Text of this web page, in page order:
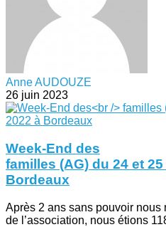
Anne AUDOUZE
26 juin 2023
Week-End des
familles (AG) du 24 et
Bordeaux
Après 2 ans sans pouvoir nous
de l’association, nous étions